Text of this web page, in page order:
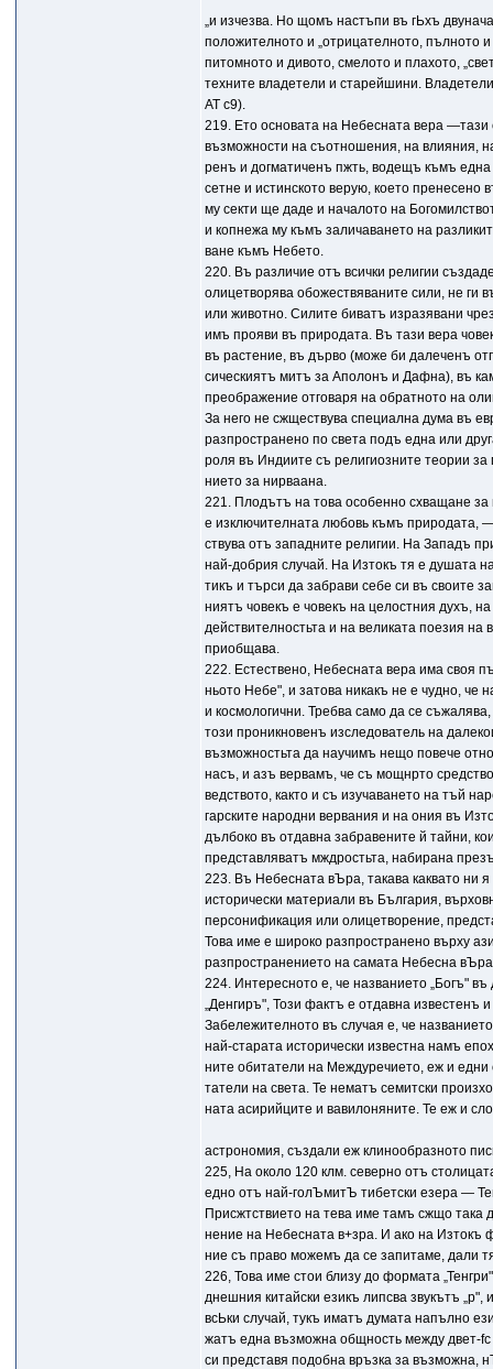
„и изчезва. Но щомъ настъпи въ гЬхъ
положителното и „отрицателното, пълното
питомното и дивото, смелото и плахото,
техните владетели и старейшини.
АТ с9).
219. Ето основата на Небесната вера —тази
възможности на съотношения, на влияния,
ренъ и догматиченъ пжть, водещъ къмъ
сетне и истинското верую, което пренесено
му секти ще даде и началото на
и копнежа му къмъ заличаването на
ване къмъ Небето.
220. Въ различие отъ всички религии
олицетворява обожествяваните сили, не
или животно. Силите биватъ изразявани
имъ прояви въ природата. Въ тази вера
въ растение, въ дърво (може би далеченъ
сическиятъ митъ за Аполонъ и Дафна), въ
преображение отговаря на обратното на
За него не сжществува специална дума въ
разпространено по света подъ една или
роля въ Индиите съ религиозните теории
нието за нирваана.
221. Плодътъ на това особенно схващане
е изключителната любовь къмъ природата,
ствува отъ западните религии. На Западъ
най-добрия случай. На Изтокъ тя е душата
тикъ и търси да забрави себе си въ своите
ниятъ човекъ е човекъ на целостния духъ,
действителностьта и на великата поезия
приобщава.
222. Естествено, Небесната вера има своя
ньото Небе", и затова никакъ не е чудно, че
и космологични. Требва само да се
този проникновенъ изследователь на
възможностьта да научимъ нещо повече
насъ, и азъ вервамъ, че съ мощнрто
ведството, както и съ изучаването на тъй
гарските народни вервания и на ония въ
дълбоко въ отдавна забравените й тайни,
представляватъ мждростьта, набирана
223. Въ Небесната вЪpa, такава каквато ни
исторически материали въ България,
персонификация или олицетворение,
Това име е широко разпространено върху
разпространението на самата Небесна
224. Интересното е, че названието „Богъ"
„Денгиръ", Този фактъ е отдавна известенъ
Забележителното въ случая е, че
най-старата исторически известна намъ
ните обитатели на Междуречието, еж и едни
татели на света. Те нематъ семитски
ната асирийците и вавилоняните. Те еж и
астрономия, създали еж клинообразното
225, На около 120 клм. северно отъ
едно отъ най-голЪмитЪ тибетски езера —
Присжтствието на тева име тамъ сжщо така
нение на Небесната в+зра. И ако на Изтокъ
ние съ право можемъ да се запитаме, дали
226, Това име стои близу до формата
днешния китайски езикъ липсва звукътъ „р",
всЬки случай, тукъ иматъ думата напълно
жатъ една възможна общность между двет-
си представя подобна връзка за възможна,